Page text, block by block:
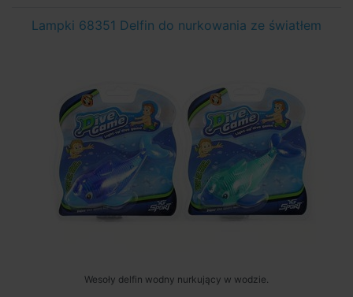
Lampki 68351 Delfin do nurkowania ze światłem
Wesoły delfin wodny nurkujący w wodzie.